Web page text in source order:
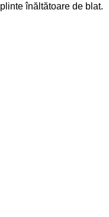
plinte înăltătoare de blat.